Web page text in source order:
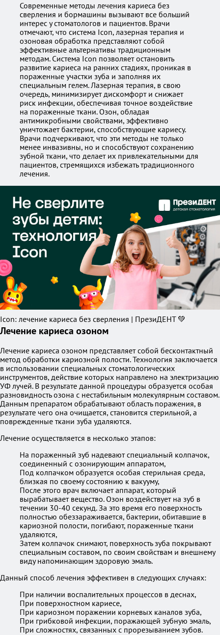
Современные методы лечения кариеса без
сверления и бормашины вызывают все больший
интерес у стоматологов и пациентов. Врачи
отмечают, что система Icon, лазерная терапия и
озоновая обработка представляют собой
эффективные альтернативы традиционным
методам. Система Icon позволяет остановить
развитие кариеса на ранних стадиях, проникая в
пораженные участки зуба и заполняя их
специальным гелем. Лазерная терапия, в свою
очередь, минимизирует дискомфорт и снижает
риск инфекции, обеспечивая точное воздействие
на пораженные ткани. Озон, обладая
антимикробными свойствами, эффективно
уничтожает бактерии, способствующие кариесу.
Врачи подчеркивают, что эти методы не только
менее инвазивны, но и способствуют сохранению
зубной ткани, что делает их привлекательными для
пациентов, стремящихся избежать традиционного
лечения.
Icon: лечение кариеса без сверления | ПрезиДЕНТ 💚
Лечение кариеса озоном
Лечение кариеса озоном представляет собой бесконтактный
метод обработки кариозной полости. Технология заключается
в использовании специальных стоматологических
инструментов, действие которых направлено на электризацию
УФ лучей. В результате данной процедуры образуется особая
разновидность озона с нестабильным молекулярным составом.
Данным препаратом обрабатывают область поражения, в
результате чего она очищается, становится стерильной, а
поврежденные ткани зуба удаляются.
Лечение осуществляется в несколько этапов:
На пораженный зуб надевают специальный колпачок,
соединенный с озонирующим аппаратом,
Под колпачком образуется особая стерильная среда,
близкая по своему состоянию к вакууму,
После этого врач включает аппарат, который
вырабатывает вещество. Озон воздействует на зуб в
течении 30-40 секунд. За это время его поверхность
полностью обеззараживается, бактерии, обитавшие в
кариозной полости, погибают, пораженные ткани
удаляются,
Затем колпачок снимают, поверхность зуба покрывают
специальным составом, по своим свойствам и внешнему
виду напоминающим здоровую эмаль.
Данный способ лечения эффективен в следующих случаях:
При наличии воспалительных процессов в деснах,
При поверхностном кариесе,
При кариозном поражении корневых каналов зуба,
При грибковой инфекции, поражающей зубную эмаль,
При сложностях, связанных с прорезыванием зубов.